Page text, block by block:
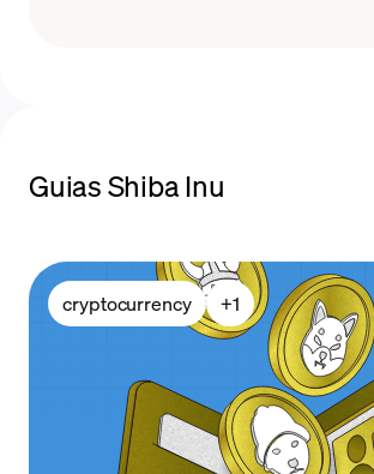
métodos de pagamento
Guias Shiba Inu
cryptocurrency +1